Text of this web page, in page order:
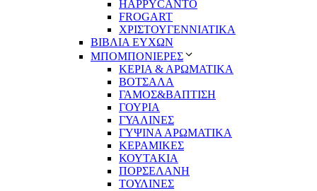
HAPPYCANTO
FROGART
ΧΡΙΣΤΟΥΓΕΝΝΙΑΤΙΚΑ
ΒΙΒΛΙΑ ΕΥΧΩΝ
ΜΠΟΜΠΟΝΙΕΡΕΣ
ΚΕΡΙΑ & ΑΡΩΜΑΤΙΚΑ
ΒΟΤΣΑΛΑ
ΓΑΜΟΣ&ΒΑΠΤΙΣΗ
ΓΟΥΡΙΑ
ΓΥΑΛΙΝΕΣ
ΓΥΨΙΝΑ ΑΡΩΜΑΤΙΚΑ
ΚΕΡΑΜΙΚΕΣ
ΚΟΥΤΑΚΙΑ
ΠΟΡΣΕΛΑΝΗ
ΤΟΥΛΙΝΕΣ